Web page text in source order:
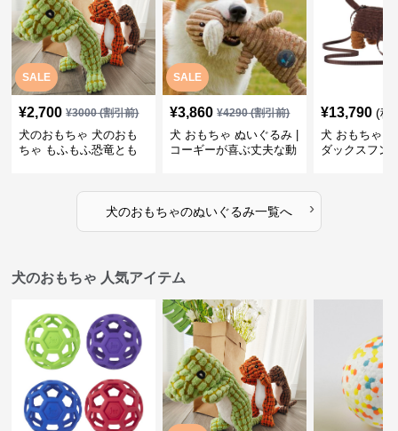
SALE
¥2,700 ¥3000(割引前)
犬のおもちゃ 犬のおも
ちゃ もふもふ恐竜とも
SALE
¥3,860 ¥4290(割引前)
犬 おもちゃ ぬいぐるみ |
コーギーが喜ぶ丈夫な動
¥13,790 (税
犬 おもちゃ
ダックスフン
犬のおもちゃのぬいぐるみ一覧へ ›
犬のおもちゃ 人気アイテム